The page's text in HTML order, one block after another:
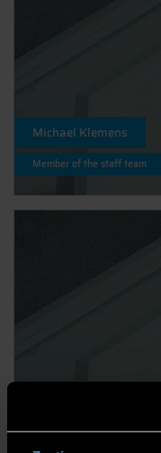
Michael Klemens
Member of the staff team
Member of the staff team